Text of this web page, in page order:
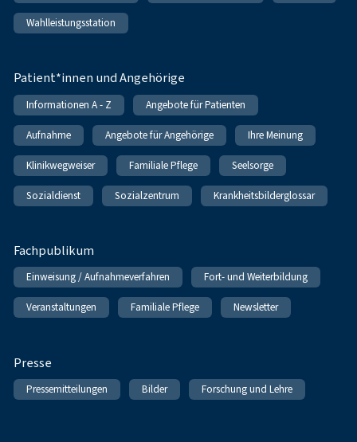
Wahlleistungsstation
Patient*innen und Angehörige
Informationen A - Z Angebote für Patienten
Aufnahme Angebote für Angehörige Ihre Meinung
Klinikwegweiser Familiale Pflege Seelsorge
Sozialdienst Sozialzentrum Krankheitsbilderglossar
Fachpublikum
Einweisung / Aufnahmeverfahren Fort- und Weiterbildung
Veranstaltungen Familiale Pflege Newsletter
Presse
Pressemitteilungen Bilder Forschung und Lehre